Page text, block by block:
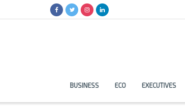
BUSINESS ECO EXECUTIVES